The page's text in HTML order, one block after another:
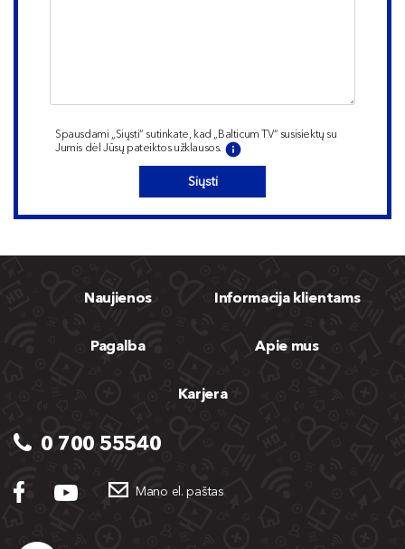
Spausdami „Siųsti“ sutinkate, kad „Balticum TV“ susisiektų su
Jumis dėl Jūsų pateiktos užklausos.
Siųsti
Naujienos Informacija klientams
Pagalba Apie mus
Karjera
0 700 55540
Mano el. paštas